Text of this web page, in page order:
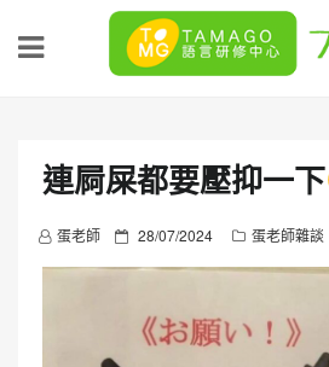
連屙屎都要壓抑一下
蛋老師
P
o
28/07/2024 蛋老師雜談